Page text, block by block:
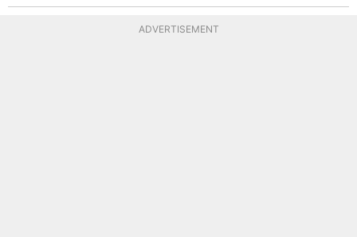
ADVERTISEMENT